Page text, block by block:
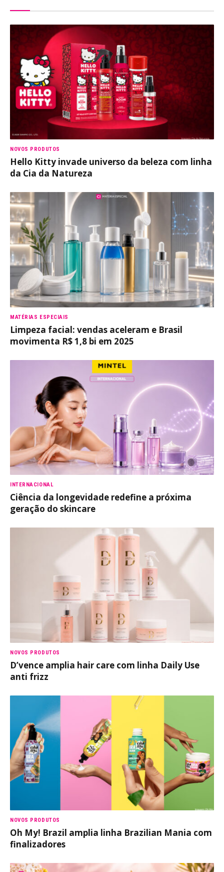
NOVOS PRODUTOS
Hello Kitty invade universo da beleza com linha
da Cia da Natureza
MATÉRIAS ESPECIAIS
Limpeza facial: vendas aceleram e Brasil
movimenta R$ 1,8 bi em 2025
INTERNACIONAL
Ciência da longevidade redefine a próxima
geração do skincare
NOVOS PRODUTOS
D’vence amplia hair care com linha Daily Use
anti frizz
NOVOS PRODUTOS
Oh My! Brazil amplia linha Brazilian Mania com
finalizadores